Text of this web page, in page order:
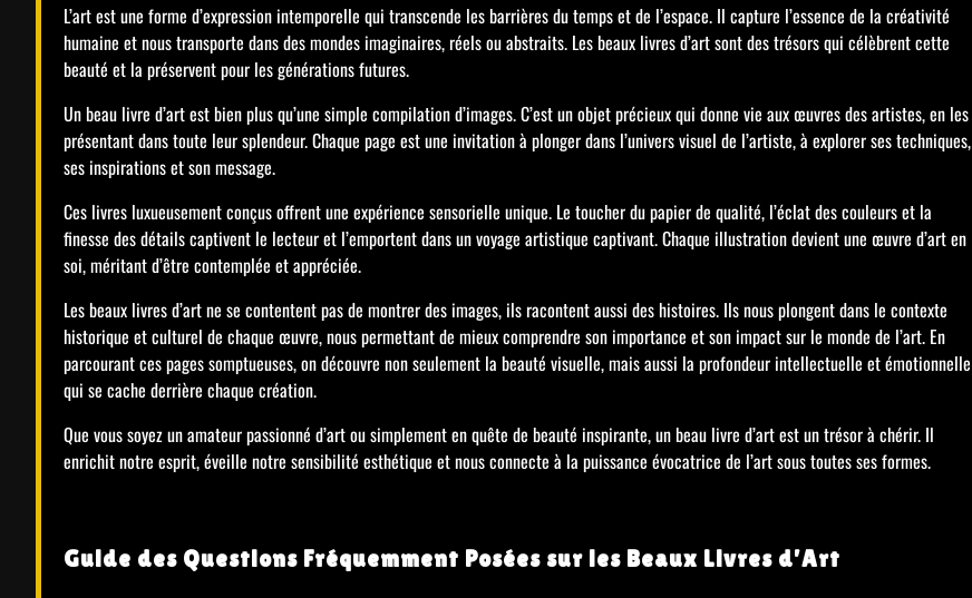
L’art est une forme d’expression intemporelle qui transcende les barrières du temps et de l’espace. Il capture l’essence de la créativité
humaine et nous transporte dans des mondes imaginaires, réels ou abstraits. Les beaux livres d’art sont des trésors qui célèbrent cette
beauté et la préservent pour les générations futures.
Un beau livre d’art est bien plus qu’une simple compilation d’images. C’est un objet précieux qui donne vie aux œuvres des artistes, en les
présentant dans toute leur splendeur. Chaque page est une invitation à plonger dans l’univers visuel de l’artiste, à explorer ses techniques,
ses inspirations et son message.
Ces livres luxueusement conçus offrent une expérience sensorielle unique. Le toucher du papier de qualité, l’éclat des couleurs et la
finesse des détails captivent le lecteur et l’emportent dans un voyage artistique captivant. Chaque illustration devient une œuvre d’art en
soi, méritant d’être contemplée et appréciée.
Les beaux livres d’art ne se contentent pas de montrer des images, ils racontent aussi des histoires. Ils nous plongent dans le contexte
historique et culturel de chaque œuvre, nous permettant de mieux comprendre son importance et son impact sur le monde de l’art. En
parcourant ces pages somptueuses, on découvre non seulement la beauté visuelle, mais aussi la profondeur intellectuelle et émotionnelle
qui se cache derrière chaque création.
Que vous soyez un amateur passionné d’art ou simplement en quête de beauté inspirante, un beau livre d’art est un trésor à chérir. Il
enrichit notre esprit, éveille notre sensibilité esthétique et nous connecte à la puissance évocatrice de l’art sous toutes ses formes.
Guide des Questions Fréquemment Posées sur les Beaux Livres d’Art